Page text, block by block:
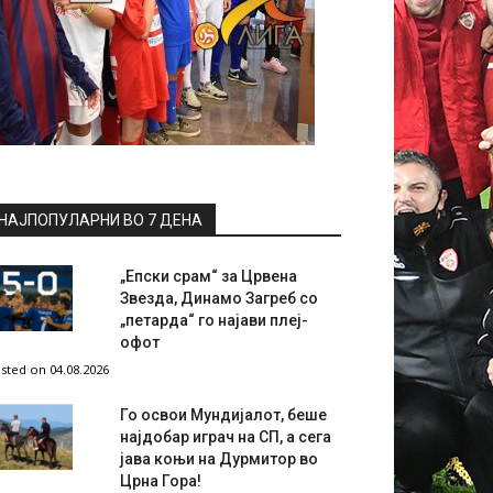
ВО 7 ДЕНА
„Епски срам“ за Црвена
Звезда, Динамо Загреб со
„петарда“ го најави плеј-
офот
on 04.08.2026
Го освои Мундијалот, беше
најдобар играч на СП, а сега
јава коњи на Дурмитор во
Црна Гора!